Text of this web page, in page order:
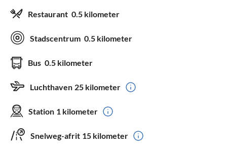
Restaurant 0.5 kilometer
Stadscentrum 0.5 kilometer
Bus 0.5 kilometer
Luchthaven 25 kilometer
Station 1 kilometer
Snelweg-afrit 15 kilometer